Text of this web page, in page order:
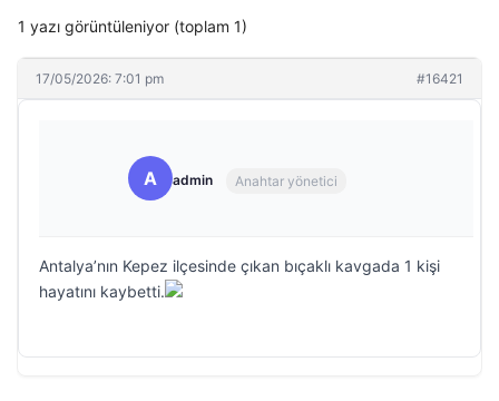
1 yazı görüntüleniyor (toplam 1)
17/05/2026: 7:01 pm #16421
A admin Anahtar yönetici
Antalya’nın Kepez ilçesinde çıkan bıçaklı kavgada 1 kişi
hayatını kaybetti.